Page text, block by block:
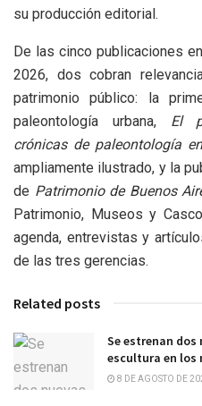
su producción editorial.
De las cinco publicaciones
2026, dos cobran
patrimonio público: la
paleontología urbana, El
crónicas de paleontología
ampliamente ilustrado, y la
de Patrimonio de Buenos
Patrimonio, Museos y
agenda, entrevistas y
de las tres gerencias.
Related posts
Se estrenan dos
escultura en los
8 DE AGOSTO DE